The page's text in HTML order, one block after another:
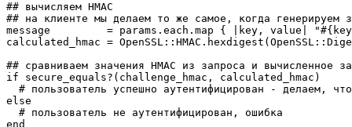
## вычисляем HMAC
## на клиенте мы делаем то же самое, когда генерируем
message         = params.each.map { |key, value|
calculated_hmac =
## сравниваем значения HMAC из запроса и вычисленное
if secure_equals?(challenge_hmac, calculated_hmac)
# пользователь успешно аутентифицирован - делаем,
else
  # пользователь не аутентифицирован, ошибка